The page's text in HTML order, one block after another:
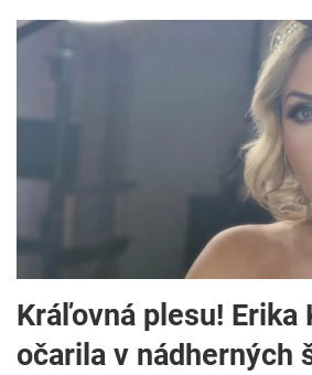
Kráľovná plesu! Erika
očarila v nádherných